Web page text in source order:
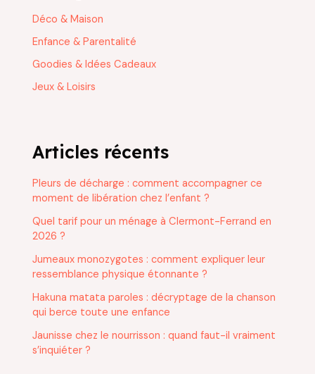
Déco & Maison
Enfance & Parentalité
Goodies & Idées Cadeaux
Jeux & Loisirs
Articles récents
Pleurs de décharge : comment accompagner ce
moment de libération chez l’enfant ?
Quel tarif pour un ménage à Clermont-Ferrand en
2026 ?
Jumeaux monozygotes : comment expliquer leur
ressemblance physique étonnante ?
Hakuna matata paroles : décryptage de la chanson
qui berce toute une enfance
Jaunisse chez le nourrisson : quand faut-il vraiment
s’inquiéter ?